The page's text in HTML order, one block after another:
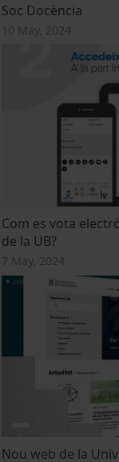
Soc Docència
10 May, 2024
Com es vota
de la UB?
7 May, 2024
Nou web de la